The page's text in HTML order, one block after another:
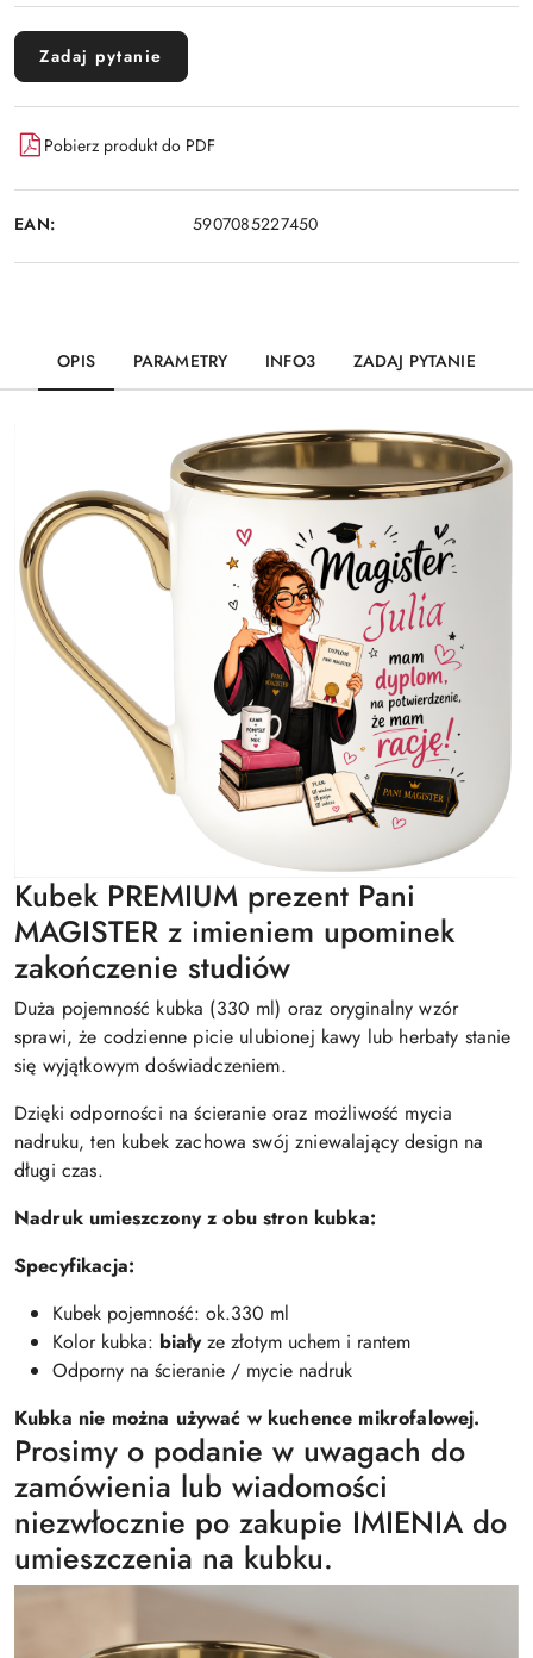
Zadaj pytanie
Pobierz produkt do PDF
EAN: 5907085227450
OPIS PARAMETRY INFO3 ZADAJ PYTANIE
Kubek PREMIUM prezent Pani
MAGISTER z imieniem upominek
zakończenie studiów
Duża pojemność kubka (330 ml) oraz oryginalny wzór
sprawi, że codzienne picie ulubionej kawy lub herbaty stanie
się wyjątkowym doświadczeniem.
Dzięki odporności na ścieranie oraz możliwość mycia
nadruku, ten kubek zachowa swój zniewalający design na
długi czas.
Nadruk umieszczony z obu stron kubka:
Specyfikacja:
Kubek pojemność: ok.330 ml
Kolor kubka: białyze złotym uchem i rantem
Odporny na ścieranie / mycie nadruk
Kubka nie można używać w kuchence mikrofalowej.
Prosimy o podanie w uwagach do
zamówienia lub wiadomości
niezwłocznie po zakupie IMIENIA do
umieszczenia na kubku.